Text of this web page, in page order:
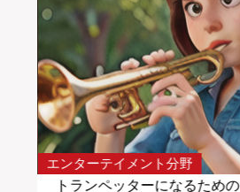
エンターテイメント分野
トランペッターになるため